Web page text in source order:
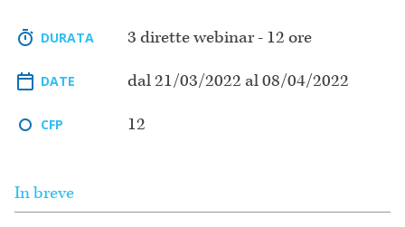
DURATA 3 dirette webinar - 12 ore
DATE dal 21/03/2022 al 08/04/2022
CFP 12
In breve